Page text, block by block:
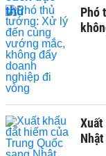
Phó
Xuất